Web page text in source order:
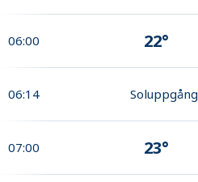
06:00 22°
06:14 Soluppgång
07:00 23°